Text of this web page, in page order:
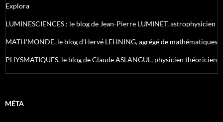
Explora
LUMINESCIENCES : le blog de Jean-Pierre LUMINET, astrophysicien
MATH'MONDE, le blog d'Hervé LEHNING, agrégé de mathématiques
PHYSMATIQUES, le blog de Claude ASLANGUL, physicien théoricien
MÉTA